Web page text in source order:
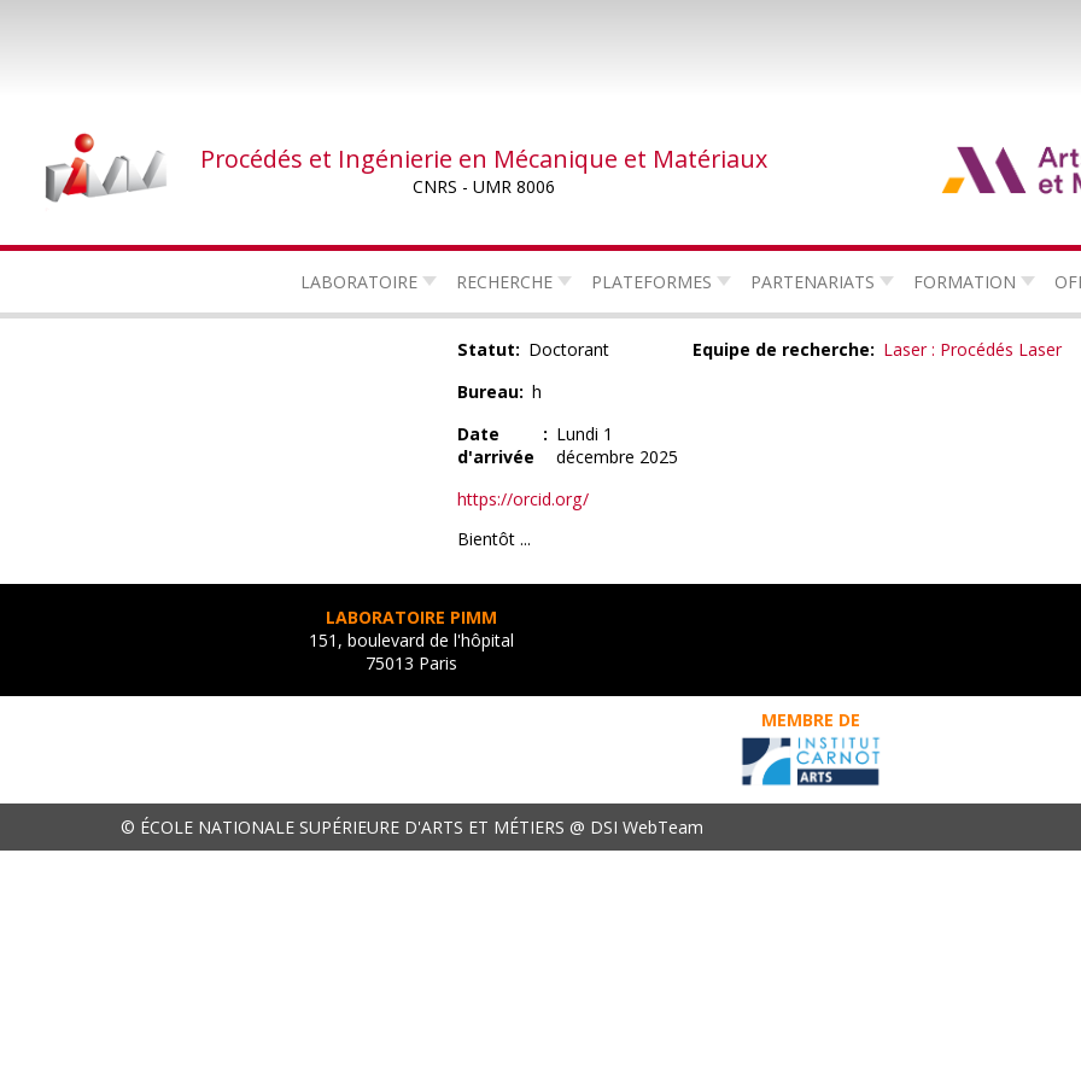
Procédés et Ingénierie en Mécanique et Matériaux
CNRS - UMR 8006
LABORATOIRE RECHERCHE PLATEFORMES PARTENARIATS FORMATION
Statut
Doctorant
Bureau h
Date
d'arrivée
Lundi 1
décembre 2025
https://orcid.org/
Equipe de recherche Laser : Procédés Laser
Bientôt ...
LABORATOIRE PIMM
151, boulevard de l'hôpital
75013 Paris
MEMBRE DE
© ÉCOLE NATIONALE SUPÉRIEURE D'ARTS ET MÉTIERS @ DSI WebTeam